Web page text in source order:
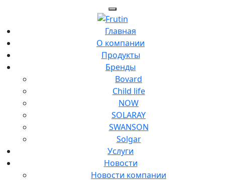
Главная
О компании
Продукты
Бренды
Bovard
Child life
NOW
SOLARAY
SWANSON
Solgar
Услуги
Новости
Новости компании